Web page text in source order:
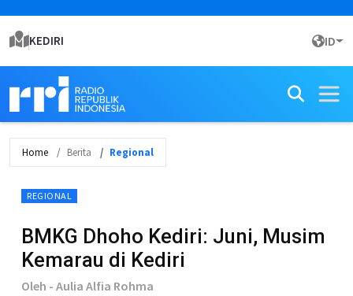
KEDIRI ID
Home Berita Regional
REGIONAL
BMKG Dhoho Kediri: Juni, Musim
Kemarau di Kediri
Oleh - Aulia Alfia Rohma